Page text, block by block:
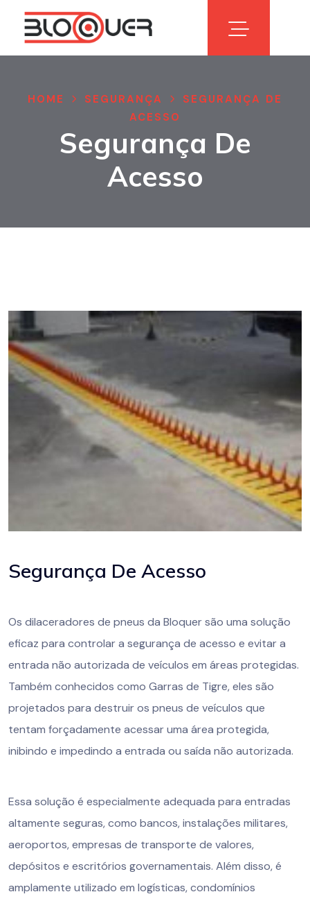
HOME SEGURANÇA
SEGURANÇA DE
ACESSO
Segurança De
Acesso
Segurança De Acesso
Os dilaceradores de pneus da Bloquer são uma solução
eficaz para controlar a segurança de acesso e evitar a
entrada não autorizada de veículos em áreas protegidas.
Também conhecidos como Garras de Tigre, eles são
projetados para destruir os pneus de veículos que
tentam forçadamente acessar uma área protegida,
inibindo e impedindo a entrada ou saída não autorizada.
Essa solução é especialmente adequada para entradas
altamente seguras, como bancos, instalações militares,
aeroportos, empresas de transporte de valores,
depósitos e escritórios governamentais. Além disso, é
amplamente utilizado em logísticas, condomínios